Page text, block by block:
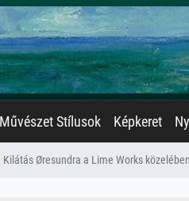
Művészet Stílusok Képkeret
Kilátás Øresundra a Lime Works közelében